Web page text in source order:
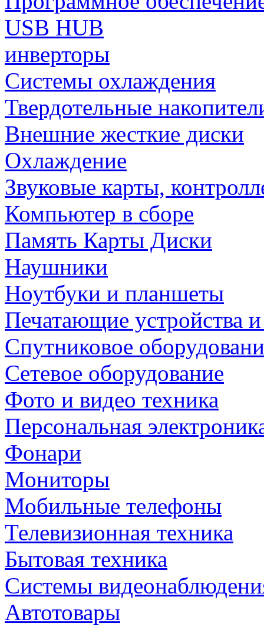
USB HUB
инверторы
Системы охлаждения
Твердотельные
Внешние жесткие диски
Охлаждение
Звуковые карты,
Компьютер в сборе
Память Карты Диски
Наушники
Ноутбуки и планшеты
Печатающие устройства
Спутниковое
Сетевое оборудование
Фото и видео техника
Персональная
Фонари
Мониторы
Мобильные телефоны
Телевизионная техника
Бытовая техника
Cистемы
Автотовары